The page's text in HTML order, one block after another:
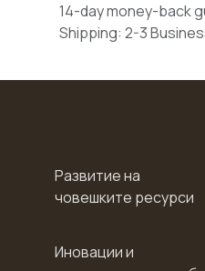
14-day money-back
Shipping: 2-3
Развитие на
човешките ресурси
Иновации и